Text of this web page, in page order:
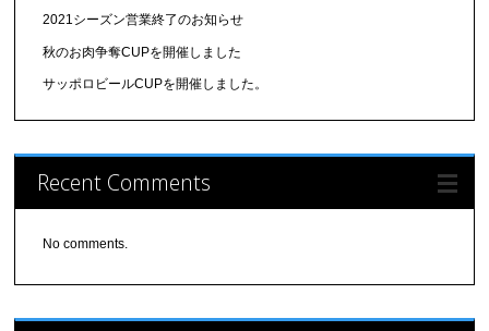
2021シーズン営業終了のお知らせ
秋のお肉争奪CUPを開催しました
サッポロビールCUPを開催しました。
Recent Comments
No comments.